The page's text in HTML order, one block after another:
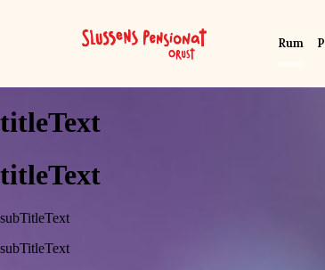
Rum
titleText
titleText
subTitleText
subTitleText